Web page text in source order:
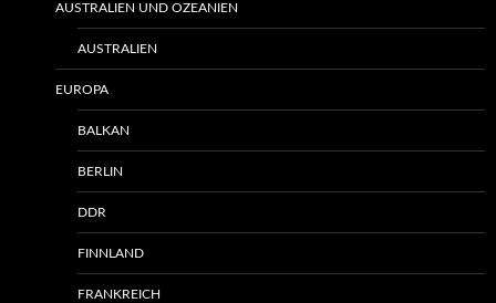
AUSTRALIEN UND OZEANIEN
AUSTRALIEN
EUROPA
BALKAN
BERLIN
DDR
FINNLAND
FRANKREICH